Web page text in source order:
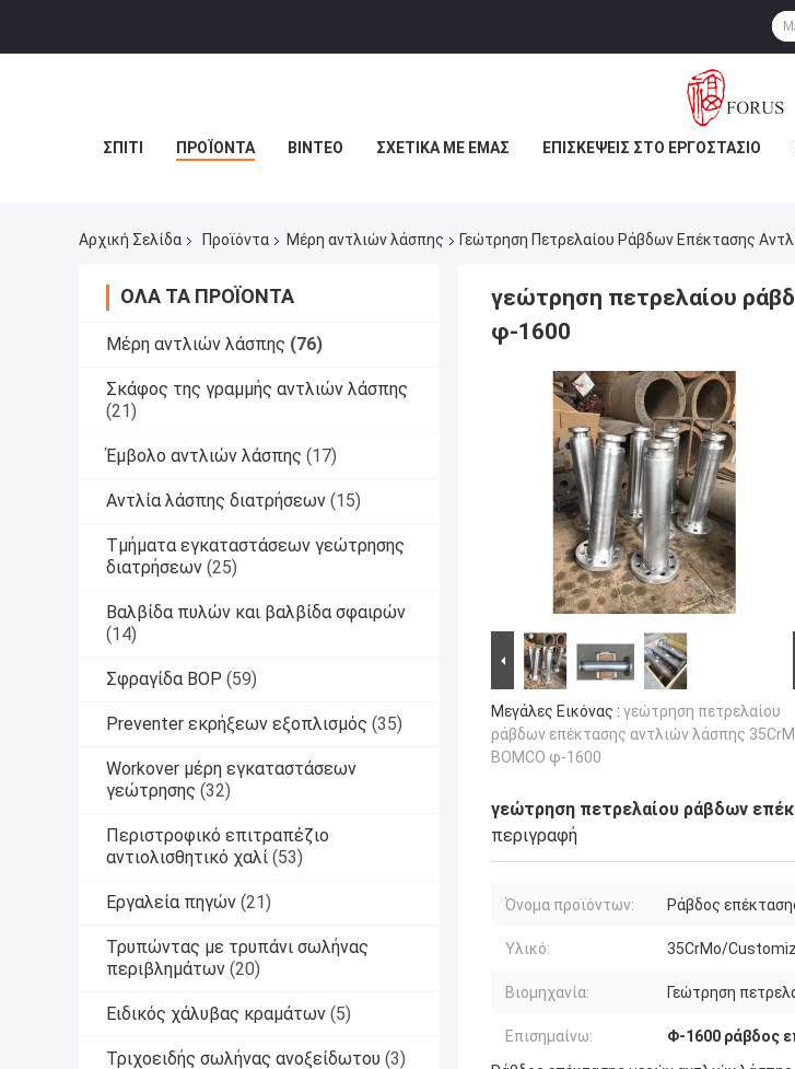
ΣΠΊΤΙ ΠΡΟΪΌΝΤΑ ΒΊΝΤΕΟ ΣΧΕΤΙΚΆ ΜΕ ΕΜΆΣ ΕΠΙΣΚΈΨΕΙΣ ΣΤΟ ΕΡΓΟΣΤΆΣΙΟ
Αρχική Σελίδα Προϊόντα Μέρη αντλιών λάσπης Γεώτρηση Πετρελαίου Ράβδων Επέκτασης
ΌΛΑ ΤΑ ΠΡΟΪΌΝΤΑ
Μέρη αντλιών λάσπης (76)
Σκάφος της γραμμής αντλιών λάσπης
(21)
Έμβολο αντλιών λάσπης (17)
Αντλία λάσπης διατρήσεων (15)
Τμήματα εγκαταστάσεων γεώτρησης
διατρήσεων (25)
Βαλβίδα πυλών και βαλβίδα σφαιρών
(14)
Σφραγίδα BOP (59)
Preventer εκρήξεων εξοπλισμός (35)
Workover μέρη εγκαταστάσεων
γεώτρησης (32)
Περιστροφικό επιτραπέζιο
αντιολισθητικό χαλί (53)
Εργαλεία πηγών (21)
Τρυπώντας με τρυπάνι σωλήνας
περιβλημάτων (20)
Ειδικός χάλυβας κραμάτων (5)
Τριχοειδής σωλήνας ανοξείδωτου (3)
γεώτρηση πετρελαίου
φ-1600
Μεγάλες Εικόνας : γεώτρηση πετρελαίου
ράβδων επέκτασης αντλιών λάσπης
BOMCO φ-1600
γεώτρηση πετρελαίου ράβδων
περιγραφή
Όνομα προϊόντων: Ράβδος
Υλικό: 35CrMo/
Βιομηχανία: Γεώτρηση
Επισημαίνω: Φ-1600 ράβδος